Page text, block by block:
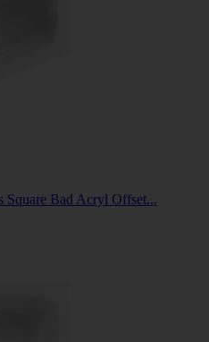
Bad Acryl Offset...